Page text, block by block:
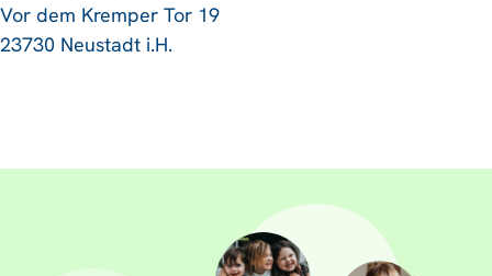
Vor dem Kremper Tor 19
23730 Neustadt i.H.